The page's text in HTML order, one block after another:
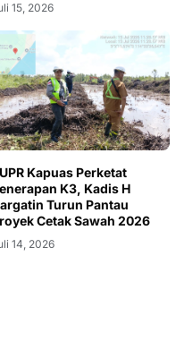
15, 2026
Kapuas Perketat
K3, Kadis H
Turun Pantau
Cetak Sawah 2026
14, 2026